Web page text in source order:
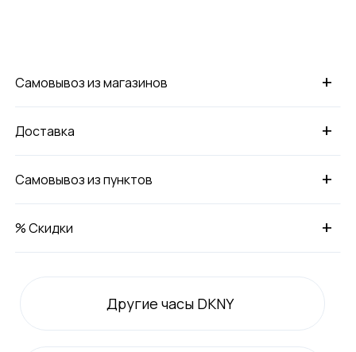
+
Самовывоз из магазинов
+
Доставка
+
Самовывоз из пунктов
+
% Скидки
Другие часы DKNY